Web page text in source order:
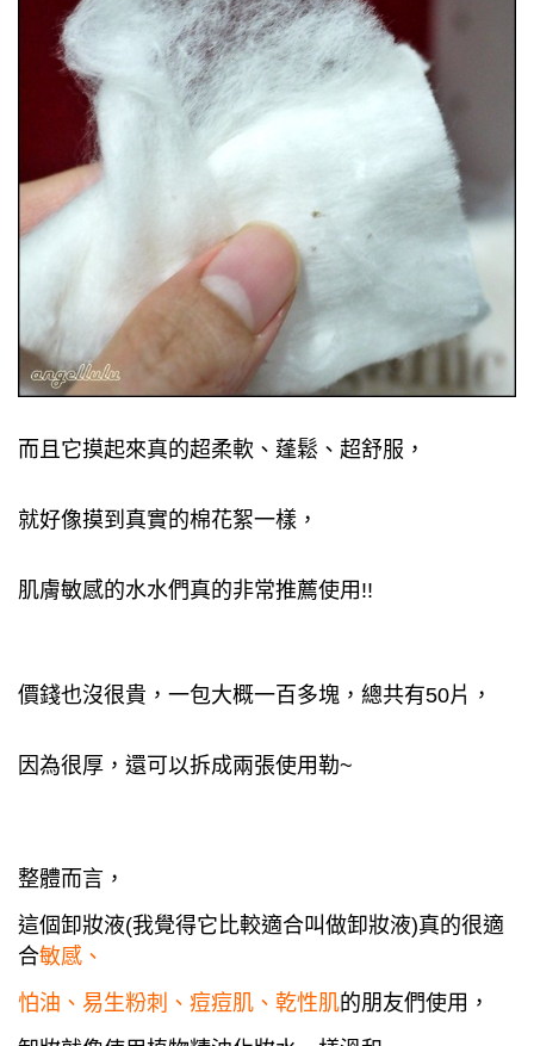
而且它摸起來真的超柔軟、蓬鬆、超舒服，
就好像摸到真實的棉花絮一樣，
肌膚敏感的水水們真的非常推薦使用!!
價錢也沒很貴，一包大概一百多塊，總共有50片，
因為很厚，還可以拆成兩張使用勒~
整體而言，
這個卸妝液(我覺得它比較適合叫做卸妝液)真的很適
合敏感、
怕油、易生粉刺、痘痘肌、乾性肌的朋友們使用，